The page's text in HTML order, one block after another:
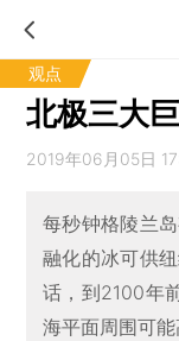
观点
北极三大
2019年06月05日
每秒钟格陵兰
融化的冰可供
话，到2100年
海平面周围可